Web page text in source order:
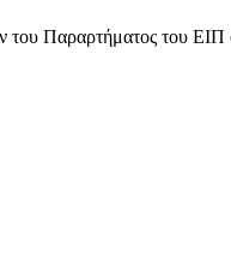
του Παραρτήματος του